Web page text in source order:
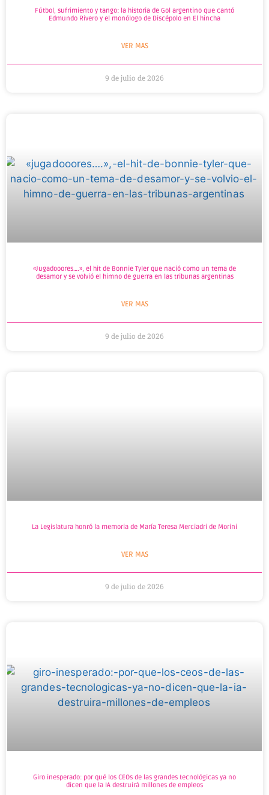
Fútbol, sufrimiento y tango: la historia de Gol argentino que cantó
Edmundo Rivero y el monólogo de Discépolo en El hincha
VER MAS
9 de julio de 2026
«Jugadooores….», el hit de Bonnie Tyler que nació como un tema de
desamor y se volvió el himno de guerra en las tribunas argentinas
VER MAS
9 de julio de 2026
La Legislatura honró la memoria de María Teresa Merciadri de Morini
VER MAS
9 de julio de 2026
Giro inesperado: por qué los CEOs de las grandes tecnológicas ya no
dicen que la IA destruirá millones de empleos